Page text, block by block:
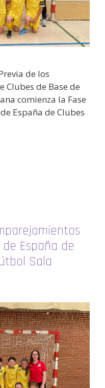
de los
Clubes de Base de
comienza la Fase
España de Clubes
España de
Sala